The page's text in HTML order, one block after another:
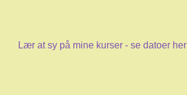
Lær at sy på mine kurser - se datoer her